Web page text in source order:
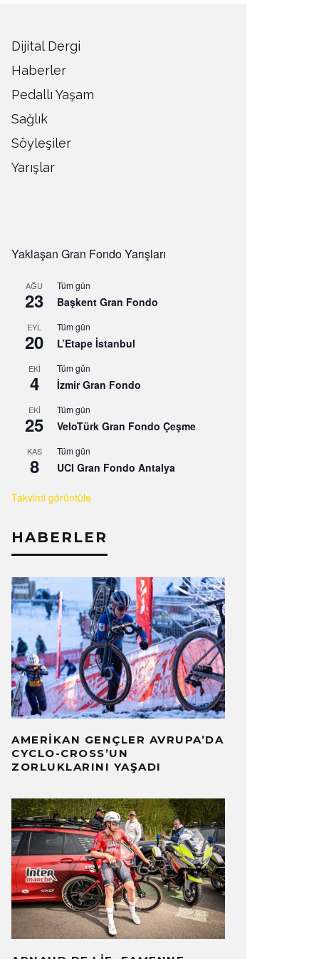
Dijital Dergi
Haberler
Pedallı Yaşam
Sağlık
Söyleşiler
Yarışlar
Yaklaşan Gran Fondo Yarışları
AĞU
23
Tüm gün
Başkent Gran Fondo
EYL
20
Tüm gün
L’Etape İstanbul
EKI
4
Tüm gün
İzmir Gran Fondo
EKI
25
Tüm gün
VeloTürk Gran Fondo Çeşme
KAS
8
Tüm gün
UCI Gran Fondo Antalya
Takvimi görüntüle
HABERLER
AMERIKAN GENÇLER AVRUPA’DA
CYCLO-CROSS’UN
ZORLUKLARINI YAŞADI